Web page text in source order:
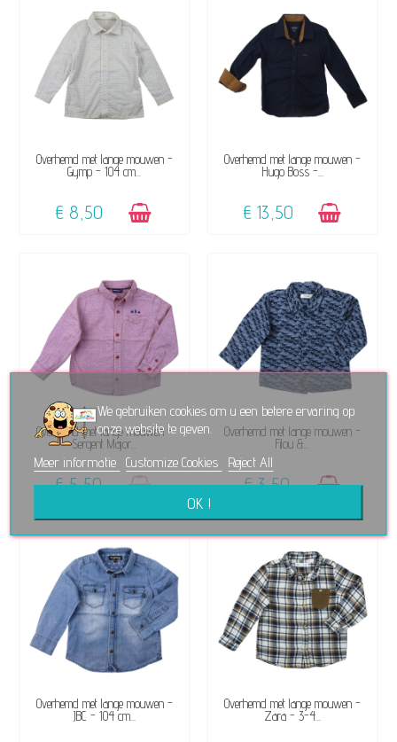
BESCHIKBAAR
Overhemd met lange mouwen -
Gymp - 104 cm...
€ 8,50
BESCHIKBAAR
Overhemd met lange mouwen -
Hugo Boss -...
€ 13,50
NIET OP VOORRAAD
Overhemd met lange mouwen -
Sergent Major...
€ 5,50
BESCHIKBAAR
Overhemd met lange mouwen -
Filou &...
€ 3,50
NIET OP VOORRAAD
Overhemd met lange mouwen -
JBC - 104 cm...
NIET OP VOORRAAD
Overhemd met lange mouwen -
Zara - 3-4...
We gebruiken cookies om u een betere ervaring op
onze website te geven.
Meer informatie Customize Cookies Reject All
OK !